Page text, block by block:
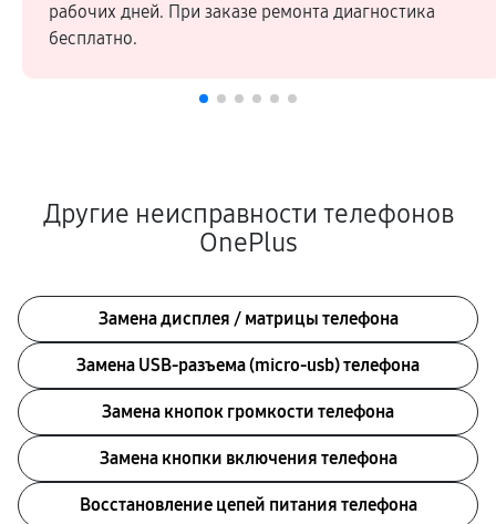
рабочих дней. При заказе ремонта диагностика
бесплатно.
Другие неисправности телефонов
OnePlus
Замена дисплея / матрицы телефона
Замена USB-разъема (micro-usb) телефона
Замена кнопок громкости телефона
Замена кнопки включения телефона
Восстановление цепей питания телефона